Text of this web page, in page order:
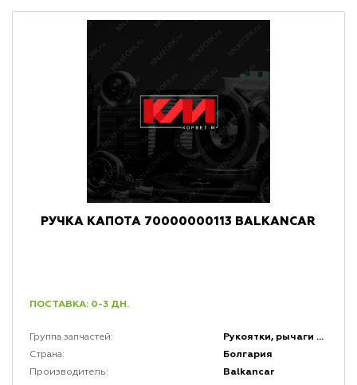
РУЧКА КАПОТА 70000000113 BALKANCAR
ПОСТАВКА: 0-3 ДН.
Группа запчастей: Рукоятки, рычаги и набалдашники
Страна: Болгария
Производитель: Balkancar